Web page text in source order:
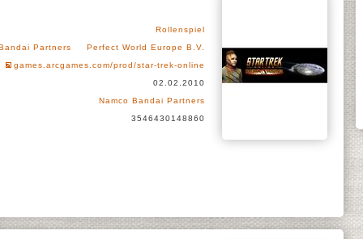
Rollenspiel
Partners
Perfect World Europe B.V.
games.arcgames.com/prod/star-trek-online
02.02.2010
Namco Bandai Partners
3546430148860